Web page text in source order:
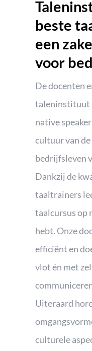
beste
een
voor
De docenten
taleninstituut
native
cultuur van
bedrijfsleven
Dankzij de
taaltrainers
taalcursus op
hebt. Onze
efficiënt en
vlot én met
Uiteraard
culturele